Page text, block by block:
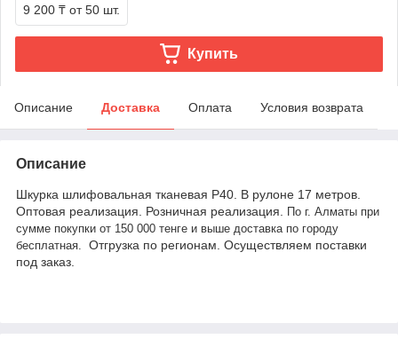
9 200 ₸ от 50 шт.
Купить
Описание Доставка Оплата Условия возврата
Описание
Шкурка шлифовальная тканевая Р40. В рулоне 17 метров.
Оптовая реализация. Розничная реализация.
По г. Алматы при
сумме покупки от 150 000 тенге и выше доставка по городу
бесплатная.
Отгрузка по регионам. Осуществляем поставки
под заказ.